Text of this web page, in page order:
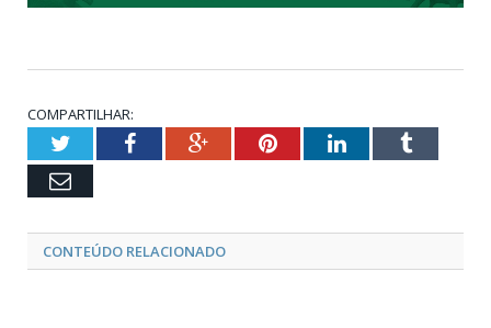
COMPARTILHAR:
TwitterFacebookGoogle+PinterestLinkedInTumblr
Email
CONTEÚDO RELACIONADO